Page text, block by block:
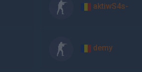
aktiwS4s-
demy